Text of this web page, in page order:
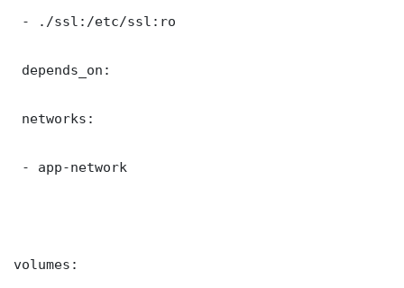
- ./ssl:/etc/ssl:ro
depends_on:
networks:
- app-network
volumes: